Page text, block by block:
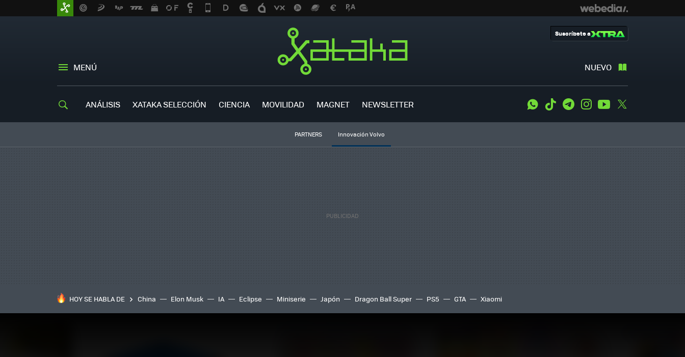
MENÚ NUEVO
Suscríbete a
ANÁLISIS XATAKA SELECCIÓN CIENCIA MOVILIDAD MAGNET NEWSLETTER WhatsApp
Tiktok TelegramInstagramYoutube
PARTNERS Innovación Volvo
HOY SE HABLA DE China Elon Musk IA Eclipse Miniserie Japón Dragon Ball Super PS5 GTA Xiaomi